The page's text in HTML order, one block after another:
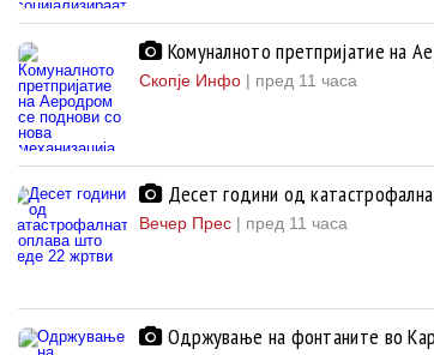
Комуналното претпријатие на
Скопје Инфо | пред 11 часа
Десет години од
Вечер Прес | пред 11 часа
Одржување на фонтаните во